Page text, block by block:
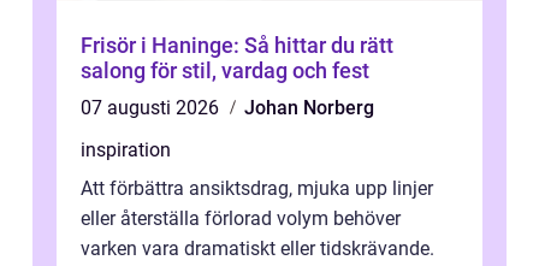
Frisör i Haninge: Så hittar du rätt
salong för stil, vardag och fest
07 augusti 2026
Johan Norberg
inspiration
Att förbättra ansiktsdrag, mjuka upp linjer
eller återställa förlorad volym behöver
varken vara dramatiskt eller tidskrävande.